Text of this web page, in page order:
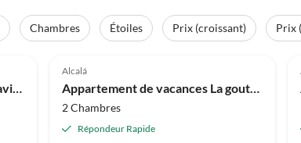
Chambres Étoiles Prix (croissant)
Prix
Appartement de vacances La Gaviota
Alcalá
Appartement de vacances La goutte de la mer
2 Chambres
Répondeur Rapide